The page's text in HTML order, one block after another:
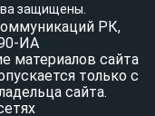
защищены.
РК,
ИА
материалов сайта
только с
сайта.